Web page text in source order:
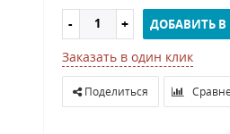
ДОБАВИТЬ
Заказать в один клик
Поделиться